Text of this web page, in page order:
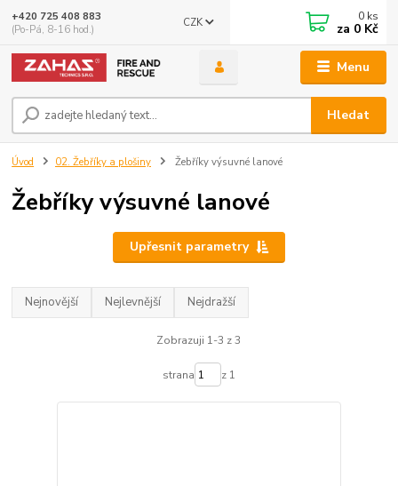
Menu
CZK
Hledat
+420 725 408 883
(Po-Pá, 8-16 hod.)
0 ks
za 0 Kč
Úvod 02. Žebříky a plošiny Žebříky výsuvné lanové
Žebříky výsuvné lanové
Upřesnit parametry
Nejnovější Nejlevnější Nejdražší
Zobrazuji 1-3 z 3
strana z 1